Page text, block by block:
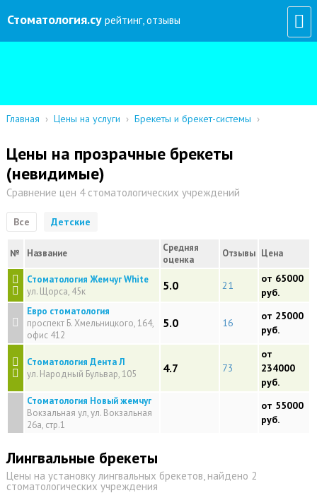
Стоматология.су рейтинг, отзывы
Главная › Цены на услуги › Брекеты и брекет-системы ›
Цены на прозрачные брекеты
(невидимые)
Сравнение цен 4 стоматологических учреждений
Все Детские
№ Название
Средняя
оценка
Отзывы Цена
Стоматология Жемчуг White
ул. Щорса, 45к
5.0 21
от 65000
руб.
Евро стоматология
проспект Б. Хмельницкого, 164,
офис 412
5.0 16
от 25000
руб.
Стоматология Дента Л
ул. Народный Бульвар, 105
4.7 73
от
234000
руб.
Стоматология Новый жемчуг
Вокзальная ул, ул. Вокзальная
26а, стр.1
от 55000
руб.
Лингвальные брекеты
Цены на установку лингвальных брекетов, найдено 2
стоматологических учреждения